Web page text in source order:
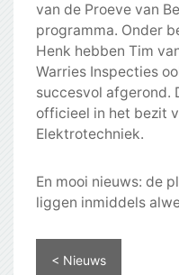
van de Proeve van
programma. Onder
Henk hebben Tim
Warries Inspecties
succesvol afgerond.
officieel in het bezit
Elektrotechniek.
En mooi nieuws: de
liggen inmiddels
< Nieuws